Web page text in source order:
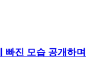
진 모습 공개하며